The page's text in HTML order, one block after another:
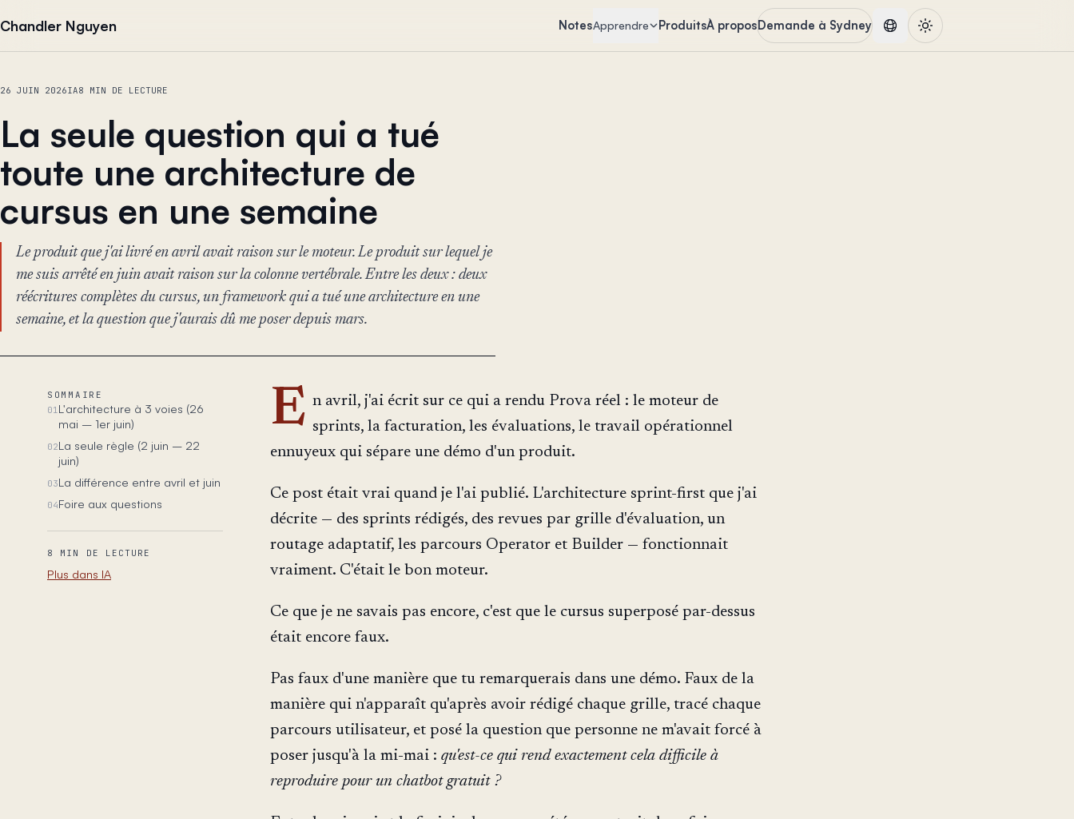
Chandler Nguyen NotesApprendre ProduitsÀ proposDemande à Sydney
26 JUIN 2026IA8 MIN DE LECTURE
La seule question qui a tué
toute une architecture de
cursus en une semaine
Le produit que j'ai livré en avril avait raison sur le moteur. Le produit sur lequel je
me suis arrêté en juin avait raison sur la colonne vertébrale. Entre les deux : deux
réécritures complètes du cursus, un framework qui a tué une architecture en une
semaine, et la question que j'aurais dû me poser depuis mars.
SOMMAIRE
01L'architecture à 3 voies (26
mai – 1er juin)
02La seule règle (2 juin – 22
juin)
03La différence entre avril et juin
04Foire aux questions
8 MIN DE LECTURE
Plus dans IA
E n avril, j'ai écrit sur ce qui a rendu Prova réel : le moteur de
sprints, la facturation, les évaluations, le travail opérationnel
ennuyeux qui sépare une démo d'un produit.
Ce post était vrai quand je l'ai publié. L'architecture sprint-first que j'ai
décrite — des sprints rédigés, des revues par grille d'évaluation, un
routage adaptatif, les parcours Operator et Builder — fonctionnait
vraiment. C'était le bon moteur.
Ce que je ne savais pas encore, c'est que le cursus superposé par-dessus
était encore faux.
Pas faux d'une manière que tu remarquerais dans une démo. Faux de la
manière qui n'apparaît qu'après avoir rédigé chaque grille, tracé chaque
parcours utilisateur, et posé la question que personne ne m'avait forcé à
poser jusqu'à la mi-mai : qu'est-ce qui rend exactement cela difficile à
reproduire pour un chatbot gratuit ?